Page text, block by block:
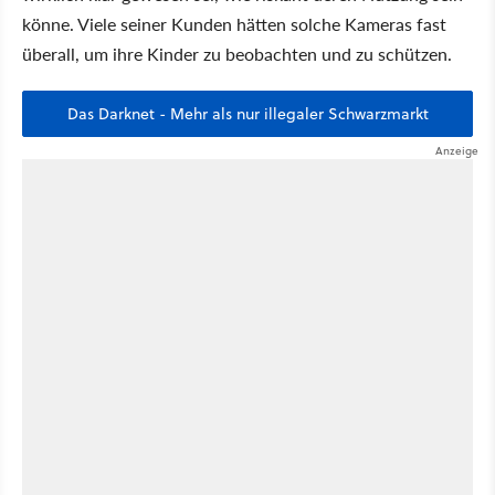
könne. Viele seiner Kunden hätten solche Kameras fast
überall, um ihre Kinder zu beobachten und zu schützen.
Das Darknet - Mehr als nur illegaler Schwarzmarkt